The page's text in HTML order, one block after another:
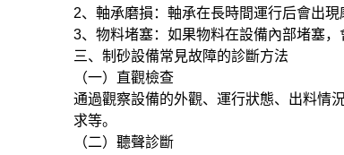
2、軸承磨損：軸承在長時間運行后會出
3、物料堵塞：如果物料在設備內部堵塞
三、制砂設備常見故障的診斷方法
（一）直觀檢查
通過觀察設備的外觀、運行狀態、出料情
求等。
（二）聽聲診斷